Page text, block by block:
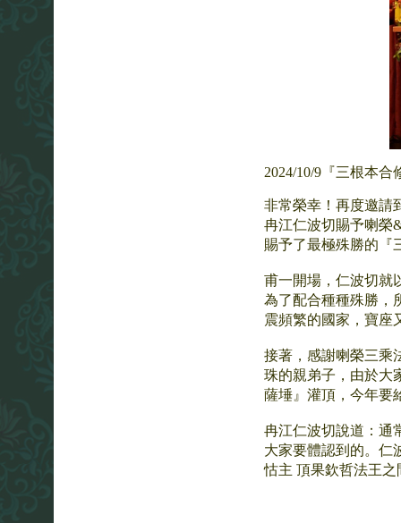
2024/10/9『三根本
非常榮幸！再度邀請
冉江仁波切賜予喇榮
賜予了最極殊勝的『
甫一開場，仁波切就
為了配合種種殊勝，
震頻繁的國家，寶座
接著，感謝喇榮三乘
珠的親弟子，由於大
薩埵』灌頂，今年要
冉江仁波切說道：通
大家要體認到的。
怙主 頂果欽哲法王